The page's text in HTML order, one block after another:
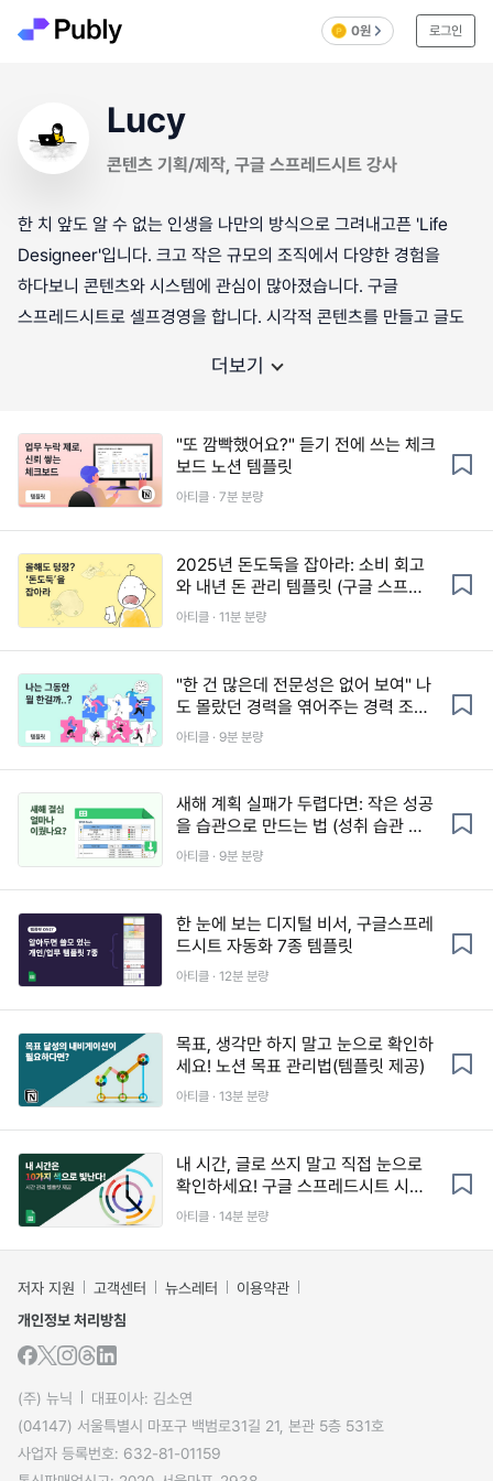
0원 로그인
Lucy
콘텐츠 기획/제작, 구글 스프레드시트 강사
한 치 앞도 알 수 없는 인생을 나만의 방식으로 그려내고픈 'Life
Designeer'입니다. 크고 작은 규모의 조직에서 다양한 경험을
하다보니 콘텐츠와 시스템에 관심이 많아졌습니다. 구글
스프레드시트로 셀프경영을 합니다. 시각적 콘텐츠를 만들고 글도
더보기
"또 깜빡했어요?" 듣기 전에 쓰는 체크
보드 노션 템플릿
아티클 · 7분 분량
2025년 돈도둑을 잡아라: 소비 회고
와 내년 돈 관리 템플릿 (구글 스프레
드시트)
아티클 · 11분 분량
"한 건 많은데 전문성은 없어 보여" 나
도 몰랐던 경력을 엮어주는 경력 조각
연결 키트 (노션, 구글 스프레드시트)
아티클 · 9분 분량
새해 계획 실패가 두렵다면: 작은 성공
을 습관으로 만드는 법 (성취 습관 템
플릿 제공)
아티클 · 9분 분량
한 눈에 보는 디지털 비서, 구글스프레
드시트 자동화 7종 템플릿
아티클 · 12분 분량
목표, 생각만 하지 말고 눈으로 확인하
세요! 노션 목표 관리법(템플릿 제공)
아티클 · 13분 분량
내 시간, 글로 쓰지 말고 직접 눈으로
확인하세요! 구글 스프레드시트 시간
관리법
아티클 · 14분 분량
저자 지원 고객센터 뉴스레터
이용약관
개인정보 처리방침
(주) 뉴닉
대표이사: 김소연
(04147) 서울특별시 마포구 백범로31길 21, 본관 5층 531호
사업자 등록번호: 632-81-01159